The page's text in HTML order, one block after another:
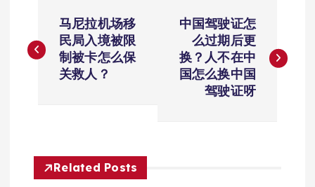
章
马尼拉机场移
民局入境被限
制被卡怎么保
关救人？
中国驾驶证怎
么过期后更
换？人不在中
国怎么换中国
驾驶证呀
Related Posts